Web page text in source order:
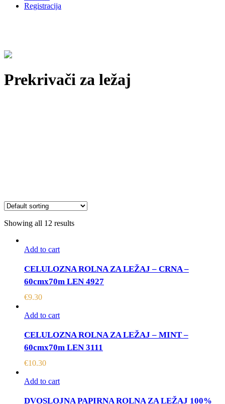
Registracija
Prekrivači za ležaj
Showing all 12 results
Add to cart
CELULOZNA ROLNA ZA LEŽAJ – CRNA –
60cmx70m LEN 4927
€9.30
Add to cart
CELULOZNA ROLNA ZA LEŽAJ – MINT –
60cmx70m LEN 3111
€10.30
Add to cart
DVOSLOJNA PAPIRNA ROLNA ZA LEŽAJ 100%